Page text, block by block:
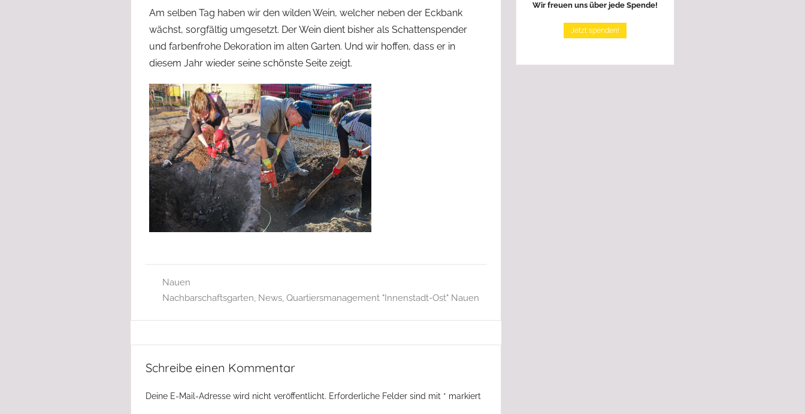
Am selben Tag haben wir den wilden Wein, welcher neben der Eckbank
wächst, sorgfältig umgesetzt. Der Wein dient bisher als Schattenspender
und farbenfrohe Dekoration im alten Garten. Und wir hoffen, dass er in
diesem Jahr wieder seine schönste Seite zeigt.
Nauen
Nachbarschaftsgarten, News, Quartiersmanagement "Innenstadt-Ost" Nauen
Schreibe einen Kommentar
Deine E-Mail-Adresse wird nicht veröffentlicht. Erforderliche Felder sind mit * markiert
Wir freuen uns über jede Spende!
Jetzt spenden!